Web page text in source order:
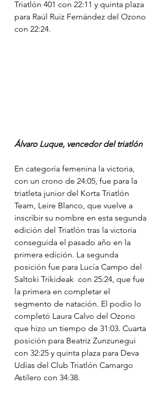
Triatlón 401 con 22:11 y quinta plaza
para Raúl Ruiz Fernández del Ozono
con 22:24.
Álvaro Luque, vencedor del triatlón
En categoría femenina la victoria,
con un crono de 24:05, fue para la
triatleta junior del Korta Triatlón
Team, Leire Blanco, que vuelve a
inscribir su nombre en esta segunda
edición del Triatlón tras la victoria
conseguida el pasado año en la
primera edición. La segunda
posición fue para Lucía Campo del
Saltoki Trikideak  con 25:24, que fue
la primera en completar el
segmento de natación. El podio lo
completó Laura Calvo del Ozono
que hizo un tiempo de 31:03. Cuarta
posición para Beatriz Zunzunegui
con 32:25 y quinta plaza para Deva
Udías del Club Triatlón Camargo
Astilero con 34:38.